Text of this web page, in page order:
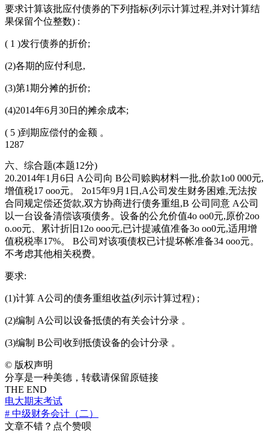
要求计算该批应付债券的下列指标(列示计算过程,并对计算结
果保留个位整数) :
( 1 )发行债券的折价;
(2)各期的应付利息,
(3)第1期分摊的折价;
(4)2014年6月30日的摊余成本;
( 5 )到期应偿付的金额 。
1287
六、综合题(本题12分)
20.2014年1月6日 A公司向 B公司赊购材料一批,价款1o0 000元,
增值税17 ooo元。 2o15年9月1日,A公司发生财务困难,无法按
合同规定偿还货款,双方协商进行债务重组,B 公司同意 A公司
以一台设备清偿该项债务。设备的公允价值4o oo0元,原价2oo
o.oo元、累计折旧12o ooo元,已计提减值准备3o oo0元,适用增
值税税率17%。 B公司对该项债权已计提坏帐准备34 ooo元。
不考虑其他相关税费。
要求:
(1)计算 A公司的债务重组收益(列示计算过程) ;
(2)编制 A公司以设备抵债的有关会计分录 。
(3)编制 B公司收到抵债设备的会计分录 。
© 版权声明
分享是一种美德，转载请保留原链接
THE END
电大期末考试
# 中级财务会计（二）
文章不错？点个赞呗